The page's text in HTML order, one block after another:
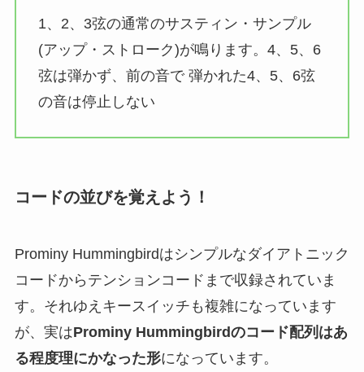
1、2、3弦の通常のサスティン・サンプル
(アップ・ストローク)が鳴ります。4、5、6
弦は弾かず、前の音で 弾かれた4、5、6弦
の音は停止しない
コードの並びを覚えよう！
Prominy Hummingbirdはシンプルなダイアトニック
コードからテンションコードまで収録されていま
す。それゆえキースイッチも複雑になっています
が、実はProminy Hummingbirdのコード配列はあ
る程度理にかなった形になっています。